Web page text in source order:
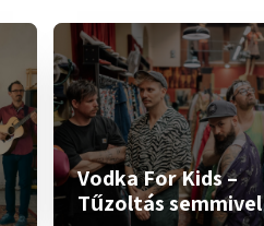
Vodka For Kids –
Tűzoltás semmivel